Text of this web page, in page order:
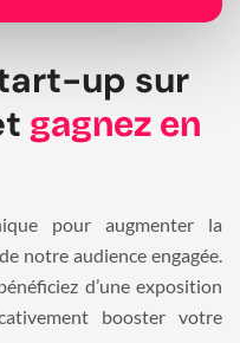
up sur
gagnez en
pour augmenter la
notre audience engagée.
d’une exposition
booster votre